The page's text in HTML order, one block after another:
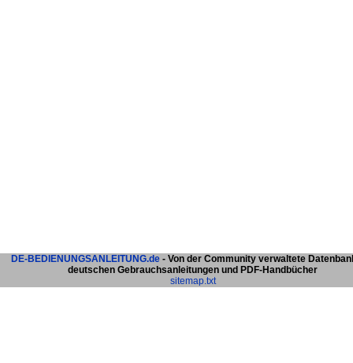
DE-BEDIENUNGSANLEITUNG.de - Von der Community verwaltete
deutschen Gebrauchsanleitungen und PDF-Handbücher
sitemap.txt